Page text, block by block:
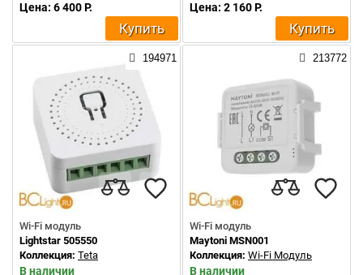
Цена: 6 400 Р.
Купить
Цена: 2 160 Р.
Купить
194971
Wi-Fi модуль
Lightstar 505550
Коллекция: Teta
В наличии
213772
Wi-Fi модуль
Maytoni MSN001
Коллекция: Wi-Fi Модуль
В наличии